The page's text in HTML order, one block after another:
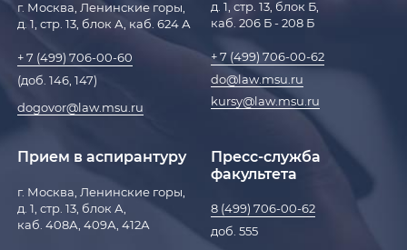
г. Москва, Ленинские горы,
д. 1, стр. 13, блок А, каб. 624 А
+ 7 (499) 706-00-60
(доб. 146, 147)
dogovor@law.msu.ru
д. 1, стр. 13, блок Б,
каб. 206 Б - 208 Б
+ 7 (499) 706-00-62
do@law.msu.ru
kursy@law.msu.ru
Прием в аспирантуру
г. Москва, Ленинские горы,
д. 1, стр. 13, блок А,
каб. 408А, 409А, 412А
Пресс-служба
факультета
8 (499) 706-00-62
доб. 555